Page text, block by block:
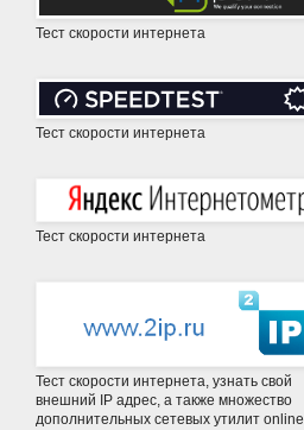
Тест скорости интернета
Тест скорости интернета
Тест скорости интернета
Тест скорости интернета, узнать свой
внешний IP адрес, а также множество
дополнительных сетевых утилит online